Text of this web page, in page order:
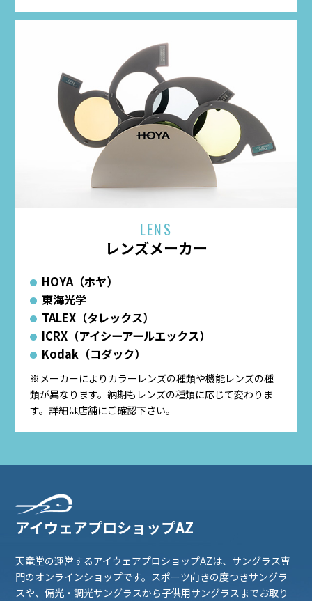
LENS
レンズメーカー
HOYA（ホヤ）
東海光学
TALEX（タレックス）
ICRX（アイシーアールエックス）
Kodak（コダック）
※メーカーによりカラーレンズの種類や機能レンズの種
類が異なります。納期もレンズの種類に応じて変わりま
す。詳細は店舗にご確認下さい。
アイウェアプロショップAZ
天竜堂の運営するアイウェアプロショップAZは、サングラス専
門のオンラインショップです。スポーツ向きの度つきサングラ
スや、偏光・調光サングラスから子供用サングラスまでお取り